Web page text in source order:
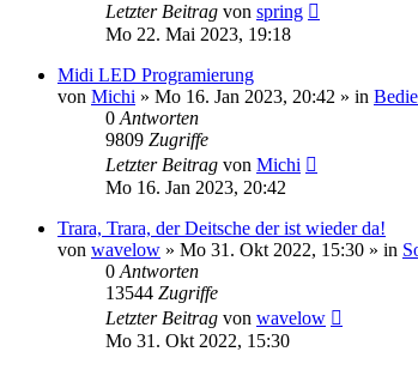
Letzter Beitrag von spring
Mo 22. Mai 2023, 19:18
Midi LED Programierung
von Michi » Mo 16. Jan 2023, 20:42 » in
0 Antworten
9809 Zugriffe
Letzter Beitrag von Michi
Mo 16. Jan 2023, 20:42
Trara, Trara, der Deitsche der ist wieder da!
von wavelow » Mo 31. Okt 2022, 15:30 » in
0 Antworten
13544 Zugriffe
Letzter Beitrag von wavelow
Mo 31. Okt 2022, 15:30